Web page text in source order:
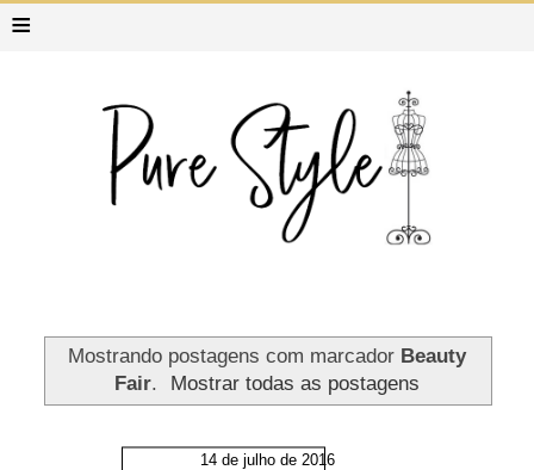
≡
Mostrando postagens com marcador Beauty
Fair. Mostrar todas as postagens
14 de julho de 2016